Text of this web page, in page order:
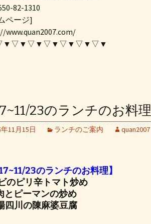
82-1310
ページ]
www.quan2007.com/
23のランチのお料理
年11月15日 ランチのご案内 quan2007
17~11/23のランチのお料理】
のピリ辛トマト炒め
とピーマンの炒め
四川の陳麻婆豆腐